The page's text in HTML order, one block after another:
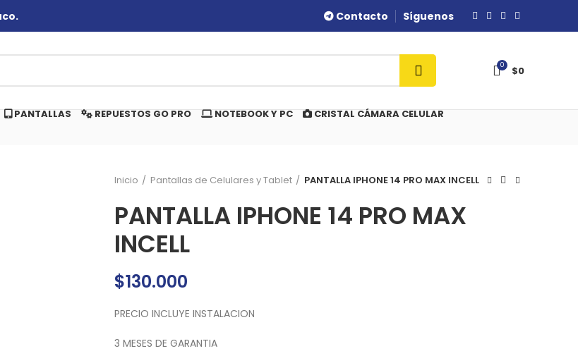
Contacto Síguenos
0 $0
PANTALLAS REPUESTOS GO PRO NOTEBOOK Y PC CRISTAL CÁMARA CELULAR
Inicio
Pantallas de Celulares y Tablet PANTALLA IPHONE 14 PRO MAX INCELL
PANTALLA IPHONE 14 PRO MAX
INCELL
$130.000
PRECIO INCLUYE INSTALACION
3 MESES DE GARANTIA